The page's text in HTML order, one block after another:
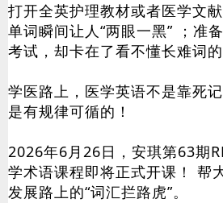
打开全英护理教材或者医学文
单词瞬间让人“两眼一黑” ；准
考试，却卡在了看不懂长难词
学医路上，医学英语不是靠死
是有规律可循的！
2026年6月26日，安琪第63
学术语课程即将正式开课！ 帮
发展路上的“词汇拦路虎”。